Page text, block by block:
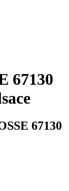
67130
67130